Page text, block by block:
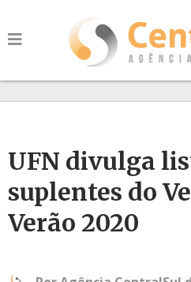
UFN divulga
suplentes do
Verão 2020